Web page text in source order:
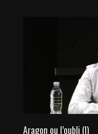
Aragon ou l’oubli (I)